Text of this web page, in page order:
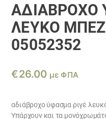
ΑΔΙΆΒΡΟΧΟ
ΛΕΥΚΌ
05052352
€26.00 με ΦΠΑ
αδιάβροχο ύφασμα ριγέ
Υπάρχουν και τα